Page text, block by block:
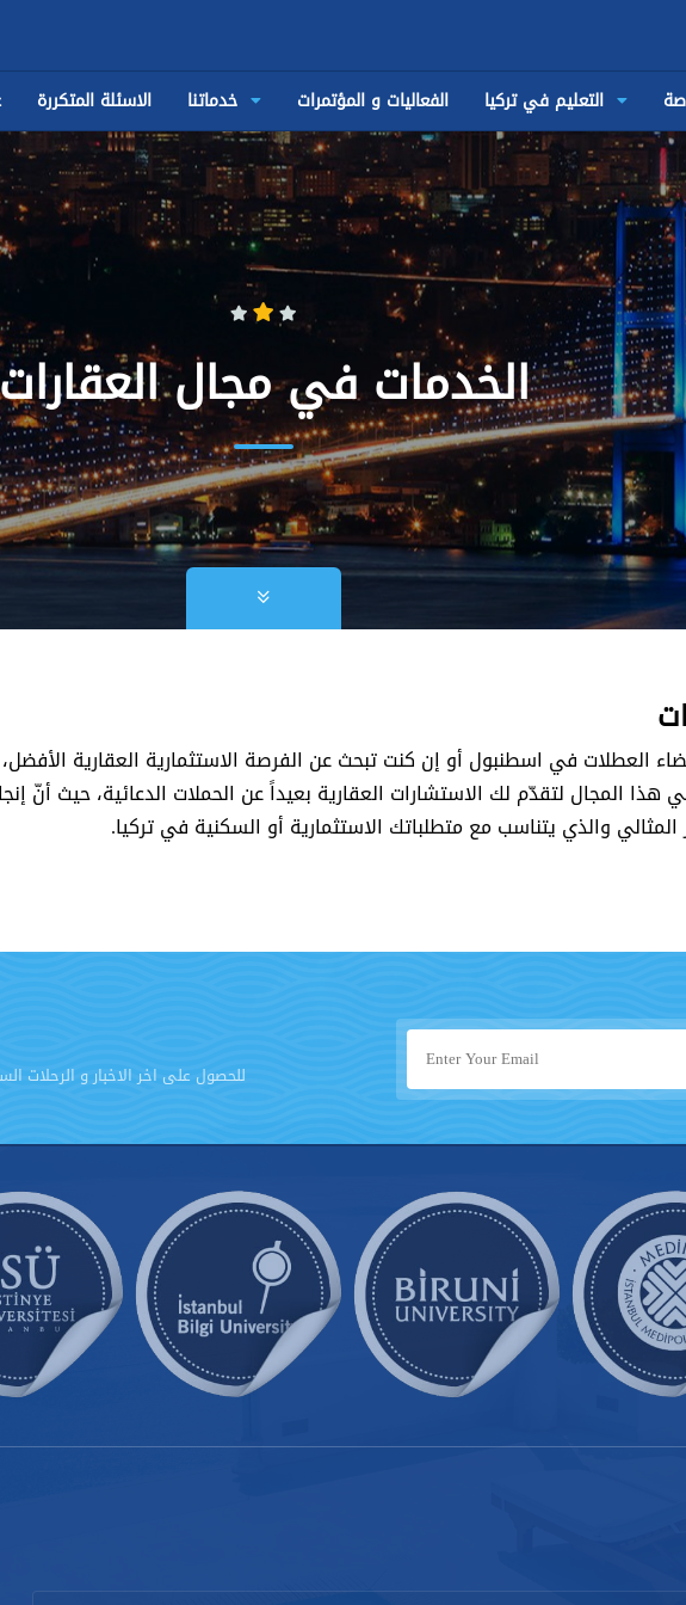
الفعاليات و المؤتمرات الاسئلة المتكررة
الخدمات في مجال
العطلات في اسطنبول أو إن كنت تبحث عن الفرصة الاستثمارية العقارية الأفضل،
المجال لتقدّم لك الاستشارات العقارية بعيداً عن الحملات الدعائية، حيث أنّ
والذي يتناسب مع متطلباتك الاستثمارية أو السكنية في تركيا.
للحصول على اخر الاخبار و الرحلات